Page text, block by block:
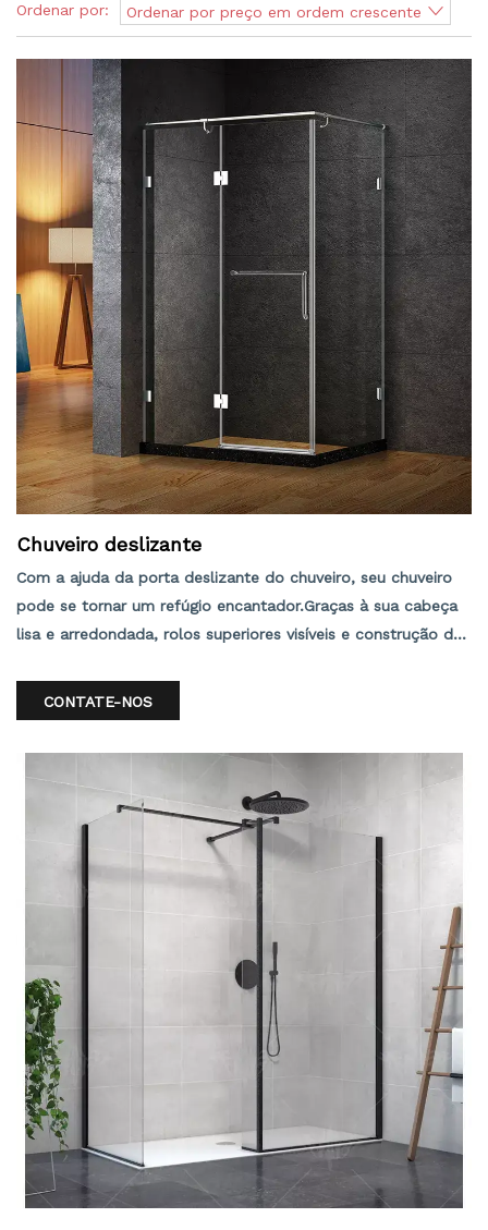
Ordenar por: Ordenar por preço em ordem crescente
Chuveiro deslizante
Com a ajuda da porta deslizante do chuveiro, seu chuveiro
pode se tornar um refúgio encantador.Graças à sua cabeça
lisa e arredondada, rolos superiores visíveis e construção de
vidro transparente mostram o interior do seu chuveiro e o
curvada.Ao eliminar vazamentos, o encaixe preciso do painel
desta porta mantém seu banheiro organizado.
CONTATE-NOS